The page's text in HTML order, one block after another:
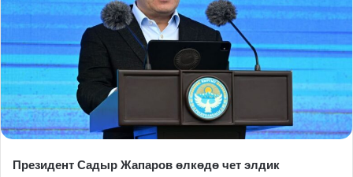
Президент Садыр Жапаров өлкөдө чет элдик